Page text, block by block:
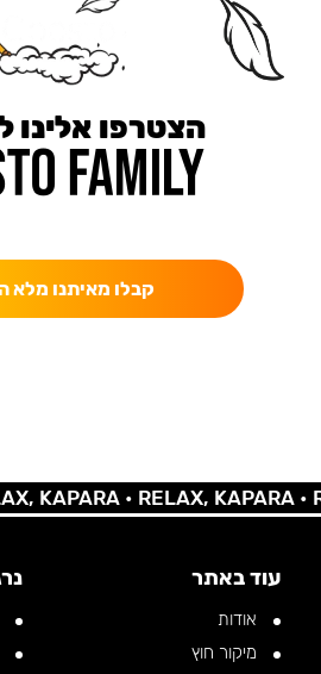
הצטרפו אלינו
קבלו מאיתנו מלא
•RELAX, KAPARA •
עוד באתר
אודות
מיקור חוץ